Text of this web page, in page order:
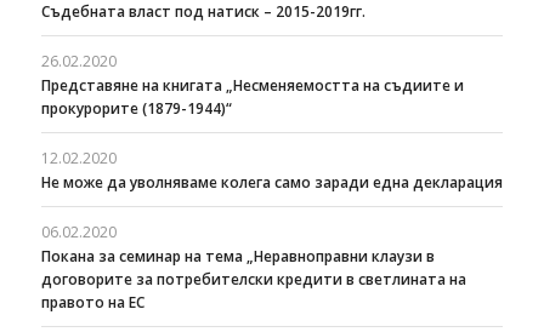
Съдебната власт под натиск – 2015-2019гг.
26.02.2020
Представяне на книгата „Несменяемостта на съдиите и
прокурорите (1879-1944)“
12.02.2020
Не може да уволняваме колега само заради една декларация
06.02.2020
Покана за семинар на тема „Неравноправни клаузи в
договорите за потребителски кредити в светлината на
правото на ЕС